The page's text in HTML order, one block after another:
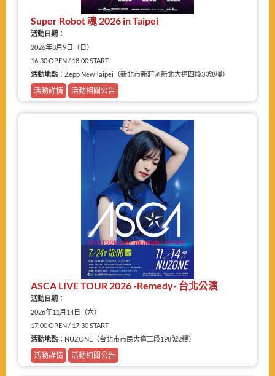
Super Robot 魂 2026 in Taipei
活動日期：
2026年8月9日（日）
16:30 OPEN / 18:00 START
活動地點： Zepp New Taipei（新北市新莊區新北大道四段3號8樓）
活動詳情 活動相關公告
ASCA LIVE TOUR 2026 -Remedy- 台北公演
活動日期：
2026年11月14日（六）
17:00 OPEN / 17:30 START
活動地點： NUZONE（台北市市民大道三段198號2樓）
活動詳情 活動相關公告